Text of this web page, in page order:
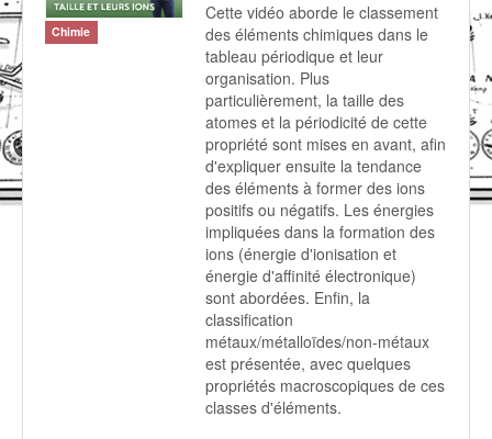
Chimie
Cette vidéo aborde le classement
des éléments chimiques dans le
tableau périodique et leur
organisation. Plus
particulièrement, la taille des
atomes et la périodicité de cette
propriété sont mises en avant, afin
d'expliquer ensuite la tendance
des éléments à former des ions
positifs ou négatifs. Les énergies
impliquées dans la formation des
ions (énergie d'ionisation et
énergie d'affinité électronique)
sont abordées. Enfin, la
classification
métaux/métalloïdes/non-métaux
est présentée, avec quelques
propriétés macroscopiques de ces
classes d'éléments.